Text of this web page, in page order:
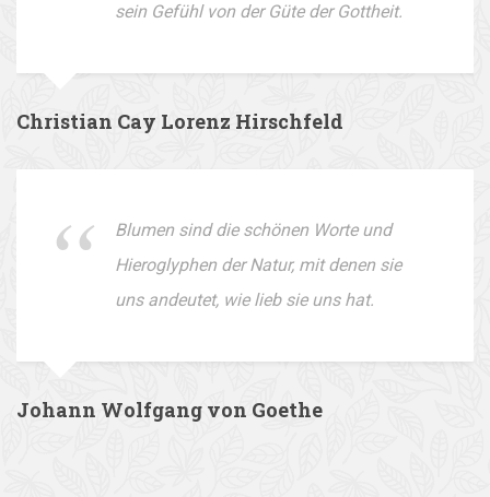
sein Gefühl von der Güte der Gottheit.
Christian Cay Lorenz Hirschfeld
Blumen sind die schönen Worte und
Hieroglyphen der Natur, mit denen sie
uns andeutet, wie lieb sie uns hat.
Johann Wolfgang von Goethe